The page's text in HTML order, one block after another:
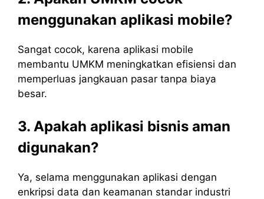
menggunakan aplikasi mobile?
Sangat cocok, karena aplikasi mobile
membantu UMKM meningkatkan efisiensi dan
memperluas jangkauan pasar tanpa biaya
besar.
3. Apakah aplikasi bisnis aman
digunakan?
Ya, selama menggunakan aplikasi dengan
enkripsi data dan keamanan standar industri